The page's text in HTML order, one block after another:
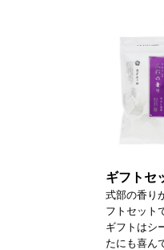
ギフトセ
式部の香り
フトセット
ギフトはシ
たにも喜ん